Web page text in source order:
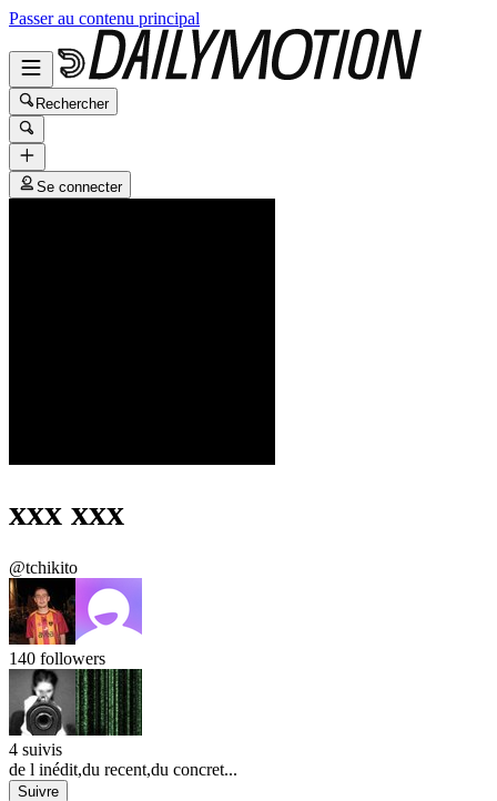
Passer au contenu principal
Rechercher
Se connecter
xxx xxx
@tchikito
140 followers
4 suivis
de l inédit,du recent,du concret...
Suivre